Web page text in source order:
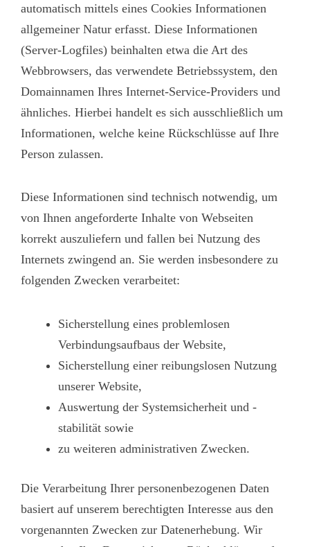
automatisch mittels eines Cookies Informationen
allgemeiner Natur erfasst. Diese Informationen
(Server-Logfiles) beinhalten etwa die Art des
Webbrowsers, das verwendete Betriebssystem, den
Domainnamen Ihres Internet-Service-Providers und
ähnliches. Hierbei handelt es sich ausschließlich um
Informationen, welche keine Rückschlüsse auf Ihre
Person zulassen.
Diese Informationen sind technisch notwendig, um
von Ihnen angeforderte Inhalte von Webseiten
korrekt auszuliefern und fallen bei Nutzung des
Internets zwingend an. Sie werden insbesondere zu
folgenden Zwecken verarbeitet:
Sicherstellung eines problemlosen
Verbindungsaufbaus der Website,
Sicherstellung einer reibungslosen Nutzung
unserer Website,
Auswertung der Systemsicherheit und -
stabilität sowie
zu weiteren administrativen Zwecken.
Die Verarbeitung Ihrer personenbezogenen Daten
basiert auf unserem berechtigten Interesse aus den
vorgenannten Zwecken zur Datenerhebung. Wir